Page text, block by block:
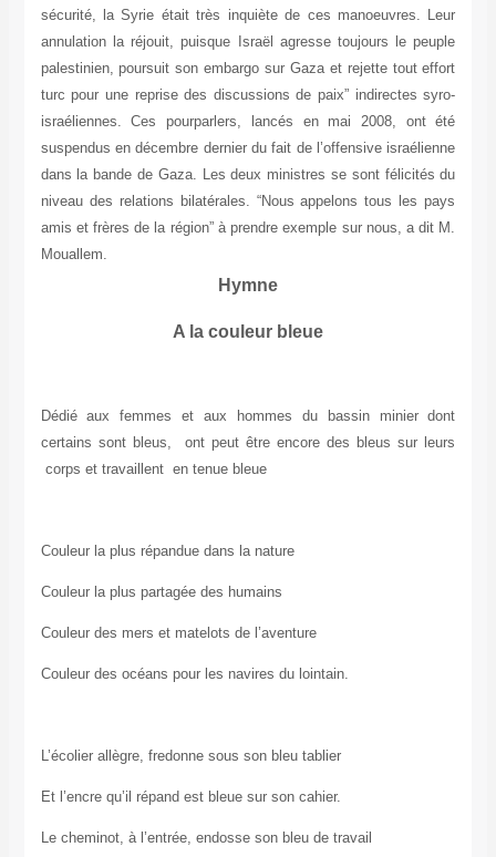
sécurité, la Syrie était très inquiète de ces manoeuvres. Leur
annulation la réjouit, puisque Israël agresse toujours le peuple
palestinien, poursuit son embargo sur Gaza et rejette tout effort
turc pour une reprise des discussions de paix” indirectes syro-
israéliennes. Ces pourparlers, lancés en mai 2008, ont été
suspendus en décembre dernier du fait de l’offensive israélienne
dans la bande de Gaza. Les deux ministres se sont félicités du
niveau des relations bilatérales. “Nous appelons tous les pays
amis et frères de la région” à prendre exemple sur nous, a dit M.
Mouallem.
Hymne
A la couleur bleue
Dédié aux femmes et aux hommes du bassin minier dont
certains sont bleus, ont peut être encore des bleus sur leurs
corps et travaillent en tenue bleue
Couleur la plus répandue dans la nature
Couleur la plus partagée des humains
Couleur des mers et matelots de l’aventure
Couleur des océans pour les navires du lointain.
L’écolier allègre, fredonne sous son bleu tablier
Et l’encre qu’il répand est bleue sur son cahier.
Le cheminot, à l’entrée, endosse son bleu de travail